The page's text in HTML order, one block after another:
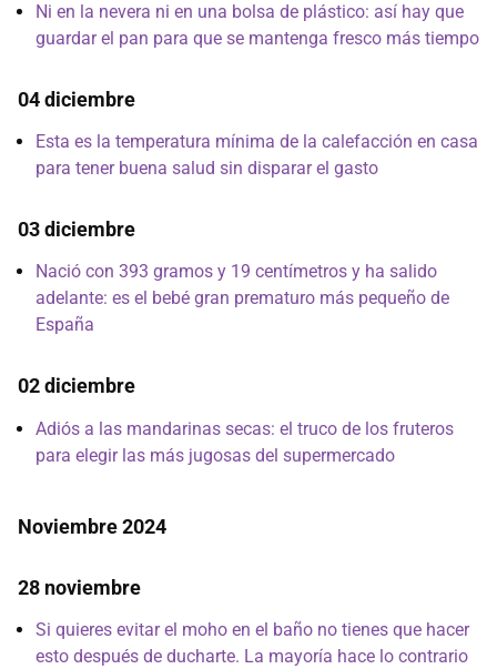
Ni en la nevera ni en una bolsa de plástico: así hay que
guardar el pan para que se mantenga fresco más tiempo
04 diciembre
Esta es la temperatura mínima de la calefacción en casa
para tener buena salud sin disparar el gasto
03 diciembre
Nació con 393 gramos y 19 centímetros y ha salido
adelante: es el bebé gran prematuro más pequeño de
España
02 diciembre
Adiós a las mandarinas secas: el truco de los fruteros
para elegir las más jugosas del supermercado
Noviembre 2024
28 noviembre
Si quieres evitar el moho en el baño no tienes que hacer
esto después de ducharte. La mayoría hace lo contrario